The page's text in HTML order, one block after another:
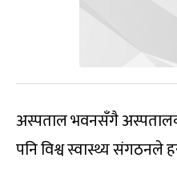
अस्पताल भवनसँगै
पनि विश्व स्वास्थ्य संगठनले